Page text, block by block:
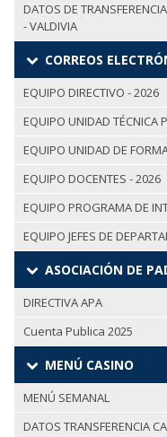
DATOS DE
- VALDIVIA
CORREOS
EQUIPO DIRECTIVO - 2026
EQUIPO UNIDAD TÉCNICA
EQUIPO UNIDAD DE
EQUIPO DOCENTES - 2026
EQUIPO PROGRAMA DE
EQUIPO JEFES DE
ASOCIACIÓN DE
DIRECTIVA APA
Cuenta Publica 2025
MENÚ CASINO
MENÚ SEMANAL
DATOS TRANSFERENCIA